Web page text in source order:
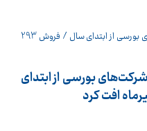
شرکت‌های بورسی از ابتدای